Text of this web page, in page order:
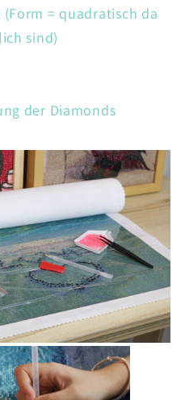
= quadratisch da
sind)
der Diamonds